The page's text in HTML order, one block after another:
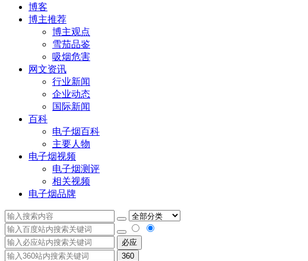
博客
博主推荐
博主观点
雪茄品鉴
吸烟危害
网文资讯
行业新闻
企业动态
国际新闻
百科
电子烟百科
主要人物
电子烟视频
电子烟测评
相关视频
电子烟品牌
必应
360